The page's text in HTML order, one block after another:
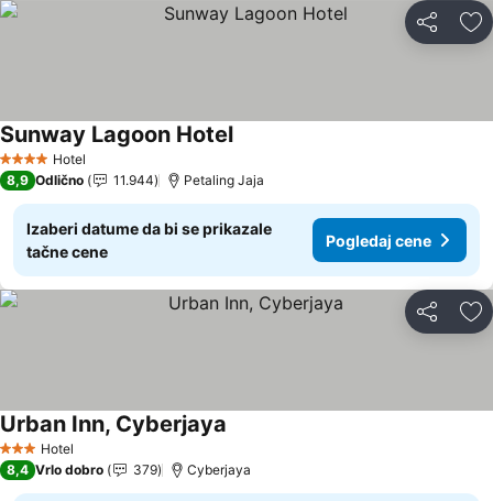
Deli
4 ZvezdiceHotel
Sunway Lagoon HotelPogledaj cene
8,9 Odlično 11.944 Petaling Jaja
Izaberi datume da bi se prikazale
tačne cene
Pogledaj cene
Deli
3 Zvezdice
Hotel
Urban Inn, Cyberjaya
8,4 Vrlo dobro 379 Cyberjaya